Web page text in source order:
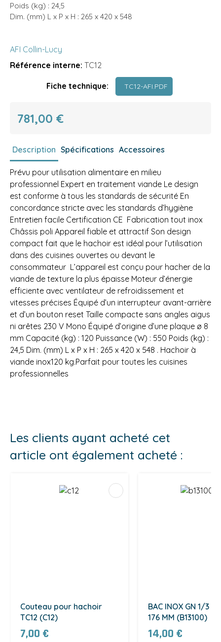
Poids (kg) : 24,5
Dim. (mm) L x P x H : 265 x 420 x 548
AFI Collin-Lucy
Référence interne: TC12
Fiche technique: TC12-AFI.PDF
781,00 €
Description Spécifications Accessoires
Prévu pour utilisation alimentaire en milieu
professionnel Expert en traitement viande Le design
est conforme à tous les standards de sécurité En
concordance stricte avec les standards d’hygiène
Entretien facile Certification CE Fabrication tout inox
Châssis poli Appareil fiable et attractif Son design
compact fait que le hachoir est idéal pour l’utilisation
dans des cuisines ouvertes ou devant le
consommateur L’appareil est conçu pour hacher de la
viande de texture la plus épaisse Moteur d’énergie
efficiente avec ventilateur de refroidissement et
vitesses précises Équipé d’un interrupteur avant-arrière
et d’un bouton reset Taille compacte sans angles aigus
ni arêtes 230 V Mono Équipé d’origine d’une plaque ø 8
mm Capacité (kg) : 120 Puissance (W) : 550 Poids (kg) :
24,5 Dim. (mm) L x P x H : 265 x 420 x 548 . Hachoir à
viande inox120 kg.Parfait pour toutes les cuisines
professionnelles
Les clients ayant acheté cet
article ont également acheté :
Couteau pour hachoir
TC12 (C12)
7,00 €
BAC INOX GN 1/3 -
176 MM (B13100)
14,00 €